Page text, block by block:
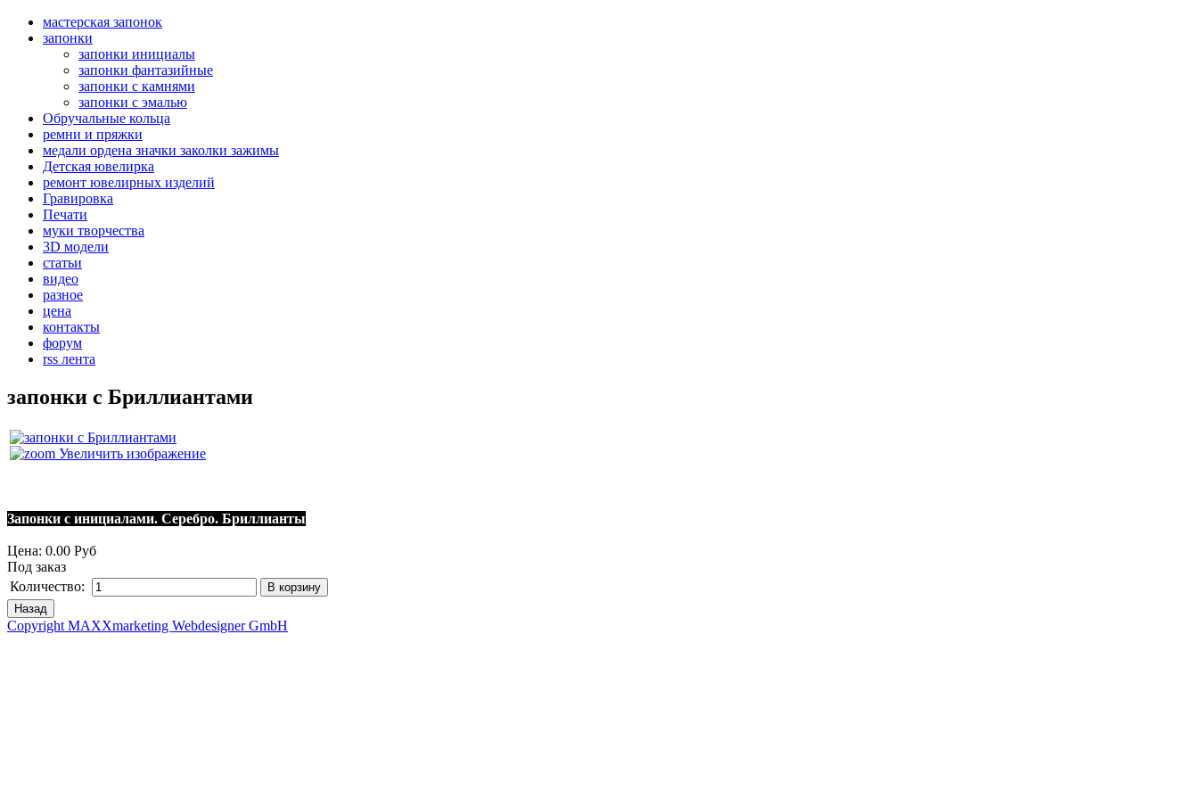
мастерская запонок
запонки
запонки инициалы
запонки фантазийные
запонки с камнями
запонки с эмалью
Обручальные кольца
ремни и пряжки
медали ордена значки заколки зажимы
Детская ювелирка
ремонт ювелирных изделий
Гравировка
Печати
муки творчества
3D модели
статьи
видео
разное
цена
контакты
форум
rss лента
запонки с Бриллиантами
Увеличить изображение
Запонки с инициалами. Серебро. Бриллианты
Цена: 0.00 Руб
Под заказ
Количество:
Copyright MAXXmarketing Webdesigner GmbH